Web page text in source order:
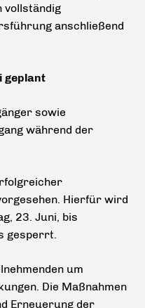
vollständig
anschließend
geplant
sowie
während der
Hierfür wird
23. Juni, bis
gesperrt.
um
Die Maßnahmen
Erneuerung der